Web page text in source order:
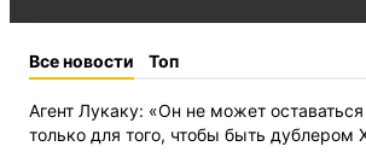
Все новости Топ
Агент Лукаку: «Он не может
только для того, чтобы быть дублером